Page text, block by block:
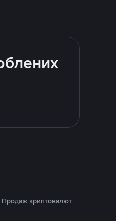
Продаж криптовалют